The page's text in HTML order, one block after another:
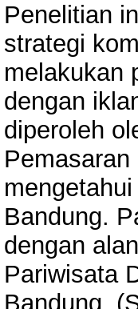
Penelitian
strategi
melakukan
dengan
diperoleh
Bandung.
dengan
Pariwisata
Bandung.